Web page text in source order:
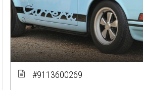
#9113600269